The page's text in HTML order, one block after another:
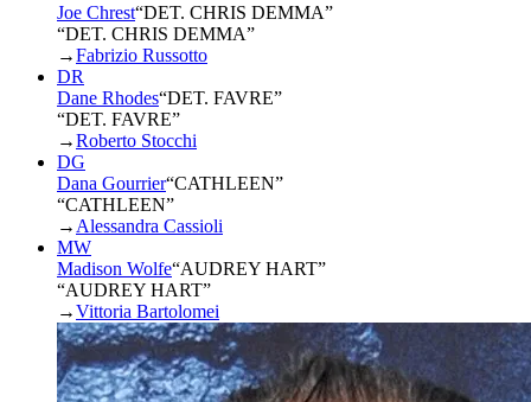
Joe Chrest“DET. CHRIS DEMMA”
“DET. CHRIS DEMMA”
→Fabrizio Russotto
DR
Dane Rhodes“DET. FAVRE”
“DET. FAVRE”
→Roberto Stocchi
DG
Dana Gourrier“CATHLEEN”
“CATHLEEN”
→ Alessandra Cassioli
MW
Madison Wolfe“AUDREY HART”
“AUDREY HART”
→Vittoria Bartolomei